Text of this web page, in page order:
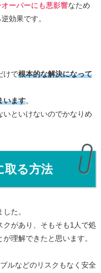
ーバーにも悪影響なため
効果です。
けで根本的な解決になって
います。
といけないのでかなりめ
取る方法
た。
クがあり、そもそも1人で処
理解できたと思います。
ルなどのリスクもなく安全